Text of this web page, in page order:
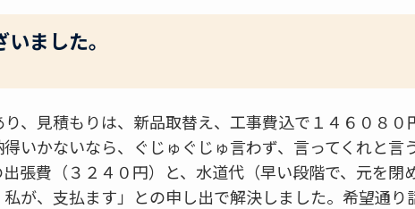
ました。
、見積もりは、新品取替え、工事費込で１４６０８０
いかないなら、ぐじゅぐじゅ言わず、言ってくれと言
張費（３２４０円）と、水道代（早い段階で、元を閉
が、支払ます」との申し出で解決しました。希望通り